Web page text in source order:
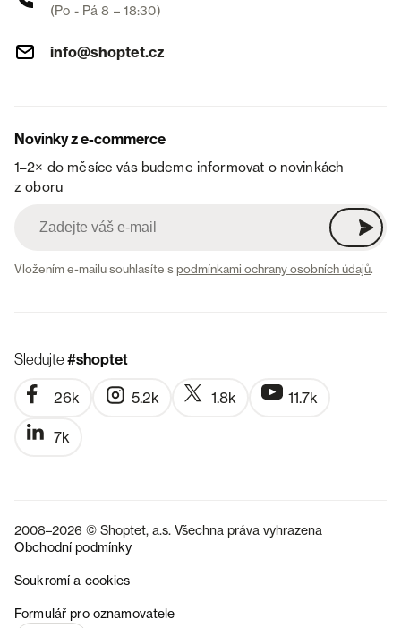
(Po - Pá 8 – 18:30)
info@shoptet.cz
Novinky z e-commerce
1–2× do měsíce vás budeme informovat o novinkách
z oboru
Vložením e-mailu souhlasíte spodmínkami ochrany osobních údajů.
Sledujte#shoptet
26k 5.2k 1.8k 11.7k
7k
2008–2026 © Shoptet, a.s. Všechna práva vyhrazena
Obchodní podmínky
Soukromí a cookies
Formulář pro oznamovatele